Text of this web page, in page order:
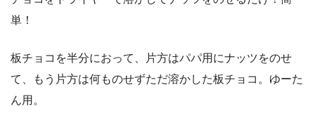
単！
板チョコを半分におって、片方はパパ用にナッツをのせ
て、もう片方は何ものせずただ溶かした板チョコ。ゆーた
ん用。